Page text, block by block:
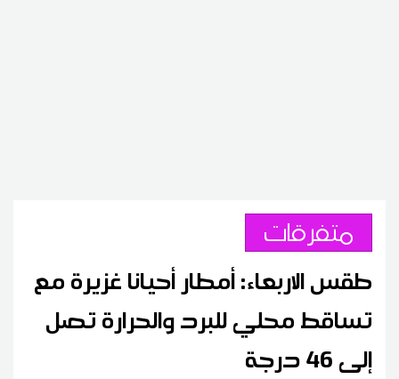
متفرقات
طقس الاربعاء: أمطار أحيانا غزيرة مع
تساقط محلي للبرد والحرارة تصل
إلى 46 درجة